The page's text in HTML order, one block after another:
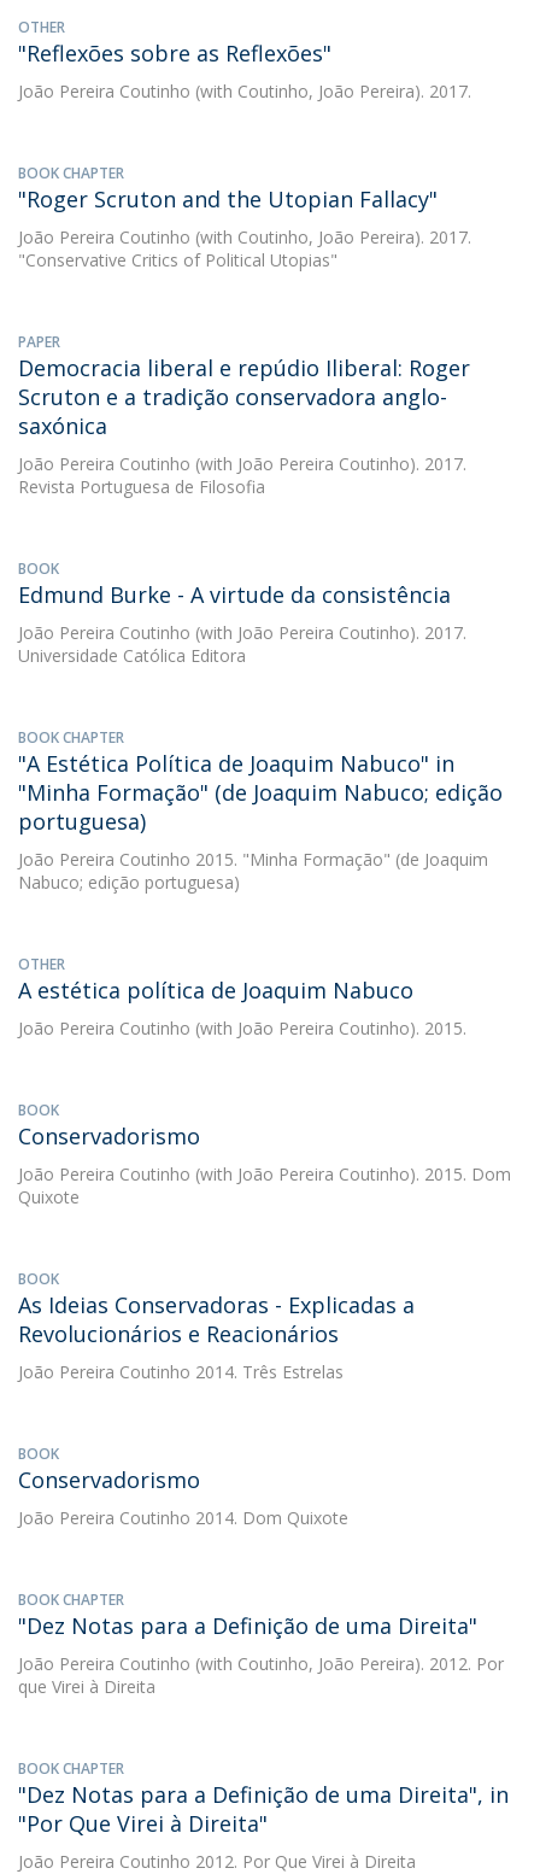
OTHER
"Reflexões sobre as Reflexões"
João Pereira Coutinho (with Coutinho, João Pereira). 2017.
BOOK CHAPTER
"Roger Scruton and the Utopian Fallacy"
João Pereira Coutinho (with Coutinho, João Pereira). 2017.
"Conservative Critics of Political Utopias"
PAPER
Democracia liberal e repúdio Iliberal: Roger
Scruton e a tradição conservadora anglo-
saxónica
João Pereira Coutinho (with João Pereira Coutinho). 2017.
Revista Portuguesa de Filosofia
BOOK
Edmund Burke - A virtude da consistência
João Pereira Coutinho (with João Pereira Coutinho). 2017.
Universidade Católica Editora
BOOK CHAPTER
"A Estética Política de Joaquim Nabuco" in
"Minha Formação" (de Joaquim Nabuco; edição
portuguesa)
João Pereira Coutinho 2015. "Minha Formação" (de Joaquim
Nabuco; edição portuguesa)
OTHER
A estética política de Joaquim Nabuco
João Pereira Coutinho (with João Pereira Coutinho). 2015.
BOOK
Conservadorismo
João Pereira Coutinho (with João Pereira Coutinho). 2015. Dom
Quixote
BOOK
As Ideias Conservadoras - Explicadas a
Revolucionários e Reacionários
João Pereira Coutinho 2014. Três Estrelas
BOOK
Conservadorismo
João Pereira Coutinho 2014. Dom Quixote
BOOK CHAPTER
"Dez Notas para a Definição de uma Direita"
João Pereira Coutinho (with Coutinho, João Pereira). 2012. Por
que Virei à Direita
BOOK CHAPTER
"Dez Notas para a Definição de uma Direita", in
"Por Que Virei à Direita"
João Pereira Coutinho 2012. Por Que Virei à Direita